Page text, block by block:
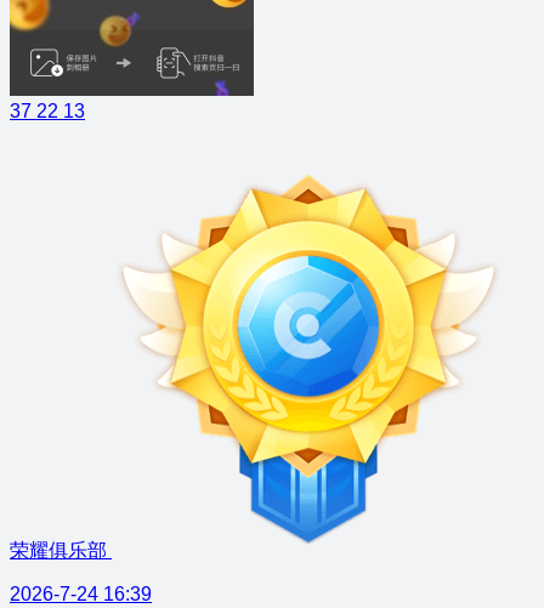
37 22 13
荣耀俱乐部
2026-7-24 16:39